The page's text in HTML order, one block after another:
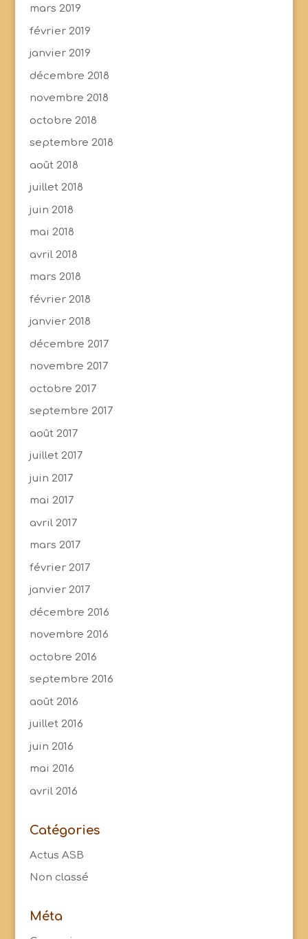
mars 2019
février 2019
janvier 2019
décembre 2018
novembre 2018
octobre 2018
septembre 2018
août 2018
juillet 2018
juin 2018
mai 2018
avril 2018
mars 2018
février 2018
janvier 2018
décembre 2017
novembre 2017
octobre 2017
septembre 2017
août 2017
juillet 2017
juin 2017
mai 2017
avril 2017
mars 2017
février 2017
janvier 2017
décembre 2016
novembre 2016
octobre 2016
septembre 2016
août 2016
juillet 2016
juin 2016
mai 2016
avril 2016
Catégories
Actus ASB
Non classé
Méta